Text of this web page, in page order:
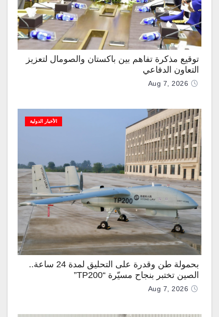
توقيع مذكرة تفاهم بين باكستان والصومال لتعزيز
التعاون الدفاعي
Aug 7, 2026
الأخبار الدولية
بحمولة طن وقدرة على التحليق لمدة 24 ساعة..
الصين تختبر بنجاح مسيّرة “TP200”
Aug 7, 2026